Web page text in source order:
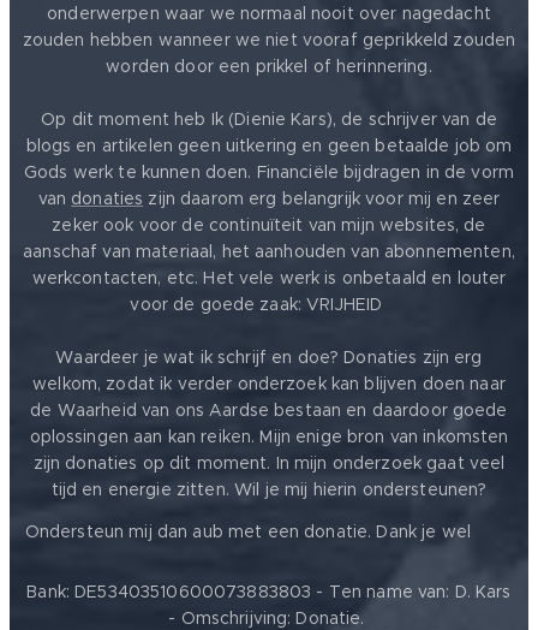
onderwerpen waar we normaal nooit over nagedacht
zouden hebben wanneer we niet vooraf geprikkeld zouden
worden door een prikkel of herinnering.
Op dit moment heb Ik (Dienie Kars), de schrijver van de
blogs en artikelen geen uitkering en geen betaalde job om
Gods werk te kunnen doen. Financiële bijdragen in de vorm
van donaties zijn daarom erg belangrijk voor mij en zeer
zeker ook voor de continuïteit van mijn websites, de
aanschaf van materiaal, het aanhouden van abonnementen,
werkcontacten, etc. Het vele werk is onbetaald en louter
voor de goede zaak: VRIJHEID ❤️
Waardeer je wat ik schrijf en doe? Donaties zijn erg
welkom, zodat ik verder onderzoek kan blijven doen naar
de Waarheid van ons Aardse bestaan en daardoor goede
oplossingen aan kan reiken. Mijn enige bron van inkomsten
zijn donaties op dit moment. In mijn onderzoek gaat veel
tijd en energie zitten. Wil je mij hierin ondersteunen?
Ondersteun mij dan aub met een donatie. Dank je wel
Bank: DE53403510600073883803 - Ten name van: D. Kars
- Omschrijving: Donatie.